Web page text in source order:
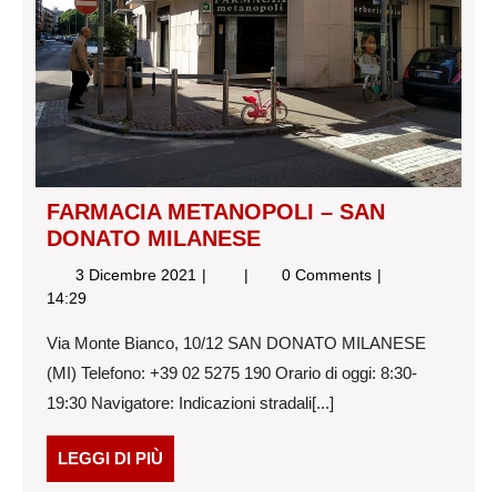
FARMACIA METANOPOLI – SAN
DONATO MILANESE
3 Dicembre 2021 3
FARMACIA
SAN
DONATO
0 Comments
14:29
Via Monte Bianco, 10/12 SAN DONATO MILANESE
(MI) Telefono: +39 02 5275 190 Orario di oggi: 8:30-
19:30 Navigatore: Indicazioni stradali[...]
LEGGI DI PIÙ
DI